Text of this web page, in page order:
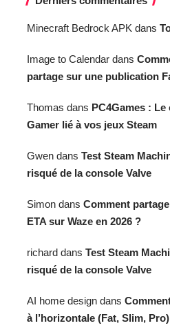
Minecraft Bedrock APK dans
Image to Calendar dans
partage sur une publication
Thomas dans PC4Games :
Gamer lié à vos jeux Steam
Gwen dans Test Steam
risqué de la console Valve
Simon dans Comment
ETA sur Waze en 2026 ?
richard dans Test Steam
risqué de la console Valve
AI home design dans
à l’horizontale (Fat, Slim, Pro)